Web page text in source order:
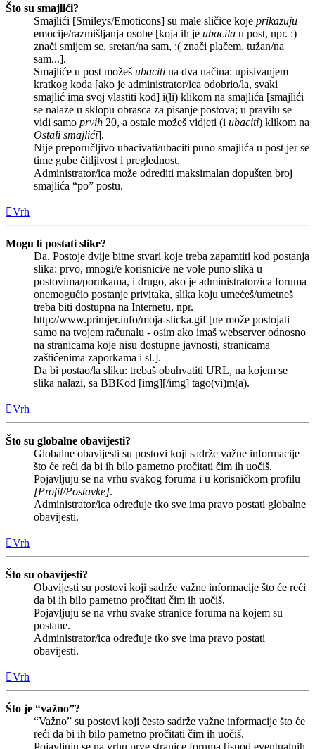
Što su smajlići?
Smajlići [Smileys/Emoticons] su male sličice koje prikazuju
emocije/razmišljanja osobe [koja ih je ubacila u post, npr. :)
znači smijem se, sretan/na sam, :( znači plačem, tužan/na
sam...].
Smajliće u post možeš ubaciti na dva načina: upisivanjem
kratkog koda [ako je administrator/ica odobrio/la, svaki
smajlić ima svoj vlastiti kod] i(li) klikom na smajlića [smajlići
se nalaze u sklopu obrasca za pisanje postova; u pravilu se
vidi samo prvih 20, a ostale možeš vidjeti (i ubaciti) klikom na
Ostali smajlići].
Nije preporučljivo ubacivati/ubaciti puno smajlića u post jer se
time gube čitljivost i preglednost.
Administrator/ica može odrediti maksimalan dopušten broj
smajlića “po” postu.
Vrh
Mogu li postati slike?
Da. Postoje dvije bitne stvari koje treba zapamtiti kod postanja
slika: prvo, mnogi/e korisnici/e ne vole puno slika u
postovima/porukama, i drugo, ako je administrator/ica foruma
onemogućio postanje privitaka, slika koju umećeš/umetneš
treba biti dostupna na Internetu, npr.
http://www.primjer.info/moja-slicka.gif [ne može postojati
samo na tvojem računalu - osim ako imaš webserver odnosno
na stranicama koje nisu dostupne javnosti, stranicama
zaštićenima zaporkama i sl.].
Da bi postao/la sliku: trebaš obuhvatiti URL, na kojem se
slika nalazi, sa BBKod [img][/img] tago(vi)m(a).
Vrh
Što su globalne obavijesti?
Globalne obavijesti su postovi koji sadrže važne informacije
što će reći da bi ih bilo pametno pročitati čim ih uočiš.
Pojavljuju se na vrhu svakog foruma i u korisničkom profilu
[Profil/Postavke].
Administrator/ica određuje tko sve ima pravo postati globalne
obavijesti.
Vrh
Što su obavijesti?
Obavijesti su postovi koji sadrže važne informacije što će reći
da bi ih bilo pametno pročitati čim ih uočiš.
Pojavljuju se na vrhu svake stranice foruma na kojem su
postane.
Administrator/ica određuje tko sve ima pravo postati
obavijesti.
Vrh
Što je “važno”?
“Važno” su postovi koji često sadrže važne informacije što će
reći da bi ih bilo pametno pročitati čim ih uočiš.
Pojavljuju se na vrhu prve stranice foruma [ispod eventualnih